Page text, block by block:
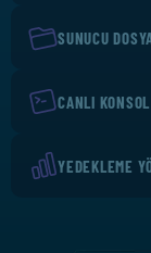
SUNUCU
CANLI KONSOL
YEDEKLEME